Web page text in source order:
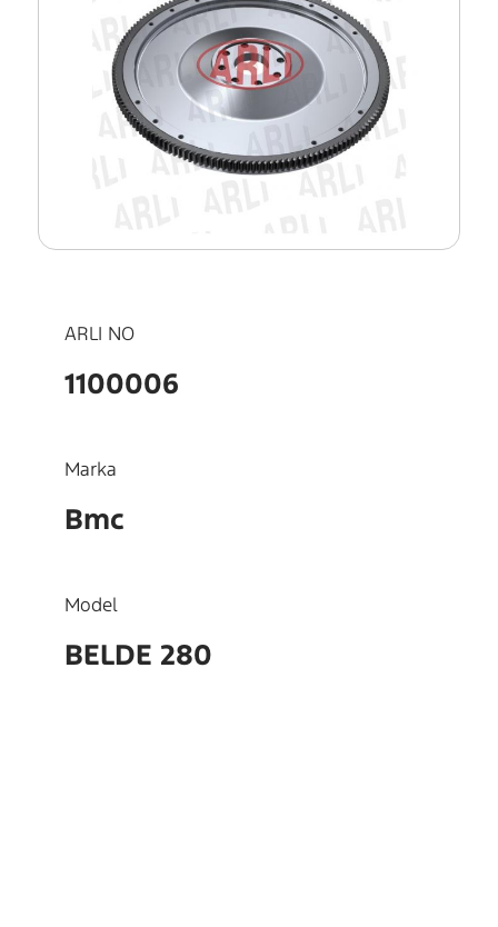
ARLI NO
1100006
Marka
Bmc
Model
BELDE 280